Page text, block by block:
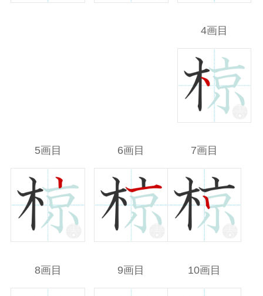
4画目
5画目 6画目 7画目
8画目 9画目 10画目